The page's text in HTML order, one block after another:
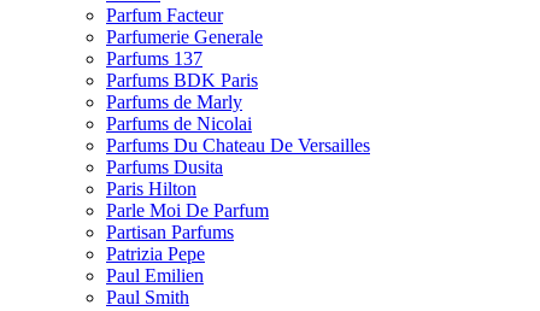
Parfum Facteur
Parfumerie Generale
Parfums 137
Parfums BDK Paris
Parfums de Marly
Parfums de Nicolai
Parfums Du Chateau De Versailles
Parfums Dusita
Paris Hilton
Parle Moi De Parfum
Partisan Parfums
Patrizia Pepe
Paul Emilien
Paul Smith